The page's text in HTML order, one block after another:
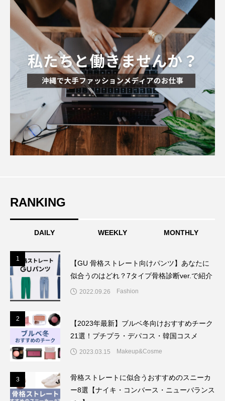
RANKING
DAILY WEEKLY MONTHLY
1
【GU 骨格ストレート向けパンツ】あなたに
似合うのはどれ？7タイプ骨格診断ver.で紹介
2022.09.26 Fashion
2
【2023年最新】ブルベ冬向けおすすめチーク
21選！プチプラ・デパコス・韓国コスメ
2023.03.15 Makeup&Cosme
3
骨格ストレートに似合うおすすめのスニーカ
ー8選【ナイキ・コンバース・ニューバランス